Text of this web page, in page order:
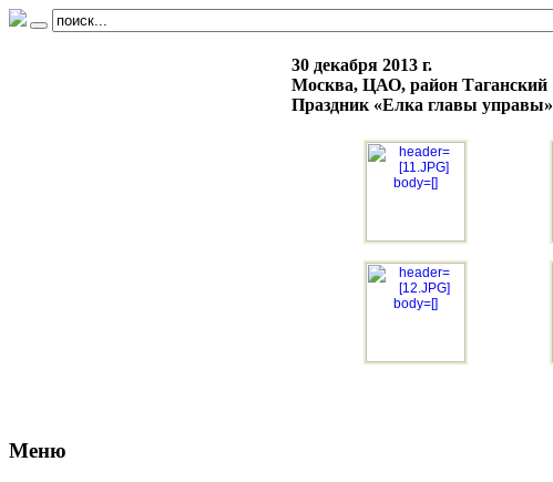
30 декабря 2013 г.
Москва, ЦАО, район Таганский
Праздник «Елка главы управы»
Меню